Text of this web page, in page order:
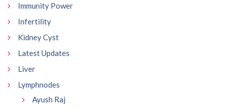
Immunity Power
Infertility
Kidney Cyst
Latest Updates
Liver
Lymphnodes
Ayush Raj